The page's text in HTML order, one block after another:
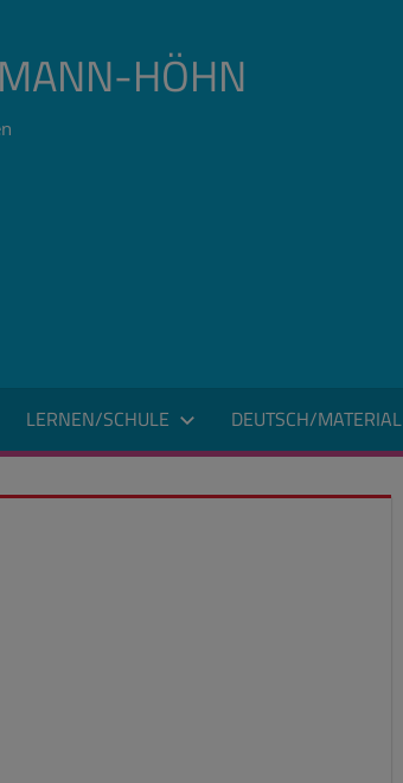
HÖHN
LERNEN/SCHULE DEUTSCH/MATERIAL